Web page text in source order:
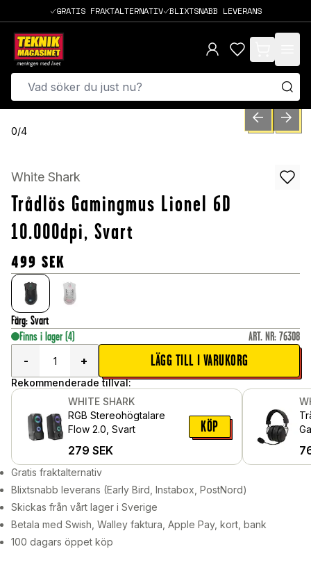
GRATIS FRAKTALTERNATIV BLIXTSNABB LEVERANS
items in cart,
0/4 PREVIOUSNEXT
White Shark
Trådlös Gamingmus Lionel 6D
10.000dpi, Svart
499 SEK
Färg: Svart
Finns i lager (4) ART. NR: 76308
-
+ LÄGG TILL I VARUKORG
Rekommenderade tillval:
WHITE SHARK
RGB Stereohögtalare
Flow 2.0, Svart
279 SEK
KÖP
Gratis fraktalternativ
Blixtsnabb leverans (Early Bird, Instabox, PostNord)
Skickas från vårt lager i Sverige
Betala med Swish, Walley faktura, Apple Pay, kort, bank
100 dagars öppet köp